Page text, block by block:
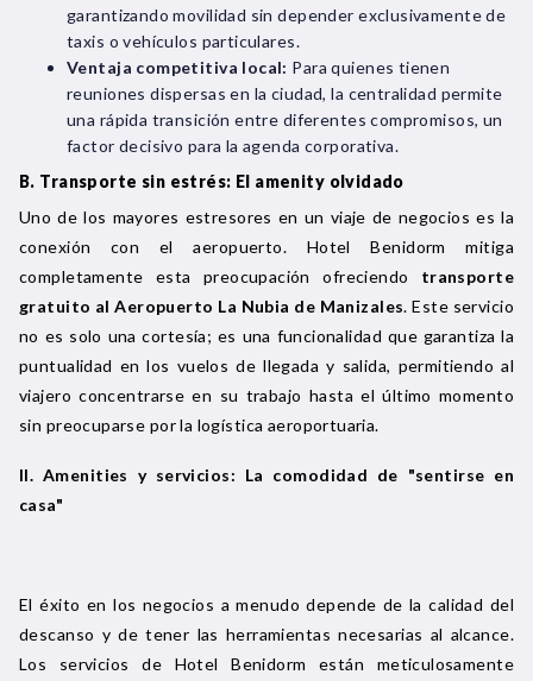
garantizando movilidad sin depender exclusivamente de
taxis o vehículos particulares.
Ventaja competitiva local: Para quienes tienen
reuniones dispersas en la ciudad, la centralidad permite
una rápida transición entre diferentes compromisos, un
factor decisivo para la agenda corporativa.
B. Transporte sin estrés: El amenity olvidado
Uno de los mayores estresores en un viaje de negocios es la
conexión con el aeropuerto. Hotel Benidorm mitiga
completamente esta preocupación ofreciendo transporte
gratuito al Aeropuerto La Nubia de Manizales. Este servicio
no es solo una cortesía; es una funcionalidad que garantiza la
puntualidad en los vuelos de llegada y salida, permitiendo al
viajero concentrarse en su trabajo hasta el último momento
sin preocuparse por la logística aeroportuaria.
II. Amenities y servicios: La comodidad de "sentirse en
casa"
El éxito en los negocios a menudo depende de la calidad del
descanso y de tener las herramientas necesarias al alcance.
Los servicios de Hotel Benidorm están meticulosamente